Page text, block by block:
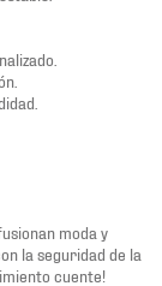
moda y
la seguridad de la
cuente!